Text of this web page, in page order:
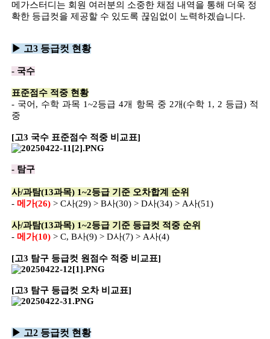
메가스터디는 회원 여러분의 소중한 채점 내역을 통해 더욱 정
확한 등급컷을 제공할 수 있도록 끊임없이 노력하겠습니다.
▶ 고3 등급컷 현황
- 국수
표준점수 적중 현황
- 국어, 수학 과목 1~2등급 4개 항목 중 2개(수학 1, 2 등급) 적
중
[고3 국수 표준점수 적중 비교표]
- 탐구
사/과탐(13과목) 1~2등급 기준 오차합계 순위
- 메가(26) > C사(29) > B사(30) > D사(34) > A사(51)
사/과탐(13과목) 1~2등급 기준 등급컷 적중 순위
- 메가(10) > C, B사(9) > D사(7) > A사(4)
[고3 탐구 등급컷 원점수 적중 비교표]
[고3 탐구 등급컷 오차 비교표]
▶ 고2 등급컷 현황